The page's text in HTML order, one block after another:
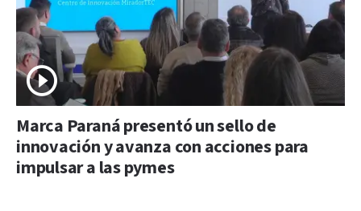
Marca Paraná presentó un sello de
innovación y avanza con acciones para
impulsar a las pymes